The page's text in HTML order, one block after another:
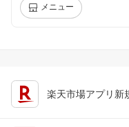
メニュー
楽天市場アプリ新